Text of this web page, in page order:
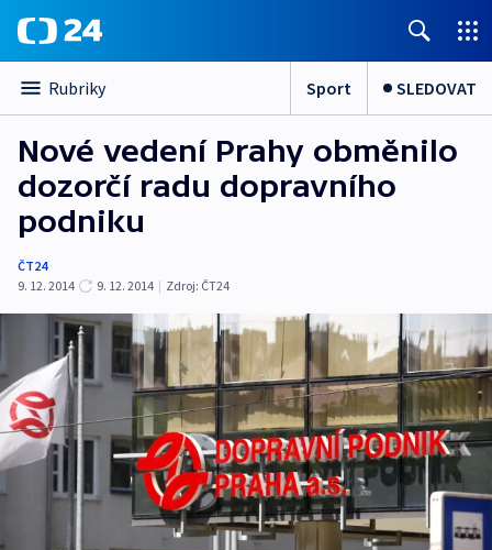
Rubriky Sport SLEDOVAT
Nové vedení Prahy obměnilo
dozorčí radu dopravního
podniku
ČT24
9. 12. 2014
9. 12. 2014 | Zdroj: ČT24